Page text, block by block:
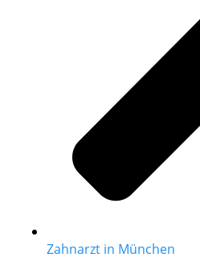
Zahnarzt in München